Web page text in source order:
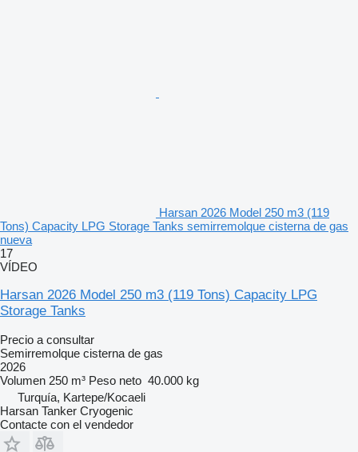
Harsan 2026 Model 250 m3 (119
Tons) Capacity LPG Storage Tanks semirremolque cisterna de gas
nueva
17
VÍDEO
Harsan 2026 Model 250 m3 (119 Tons) Capacity LPG
Storage Tanks
Precio a consultar
Semirremolque cisterna de gas
2026
Volumen 250 m³ Peso neto 40.000 kg
Turquía, Kartepe/Kocaeli
Harsan Tanker Cryogenic
Contacte con el vendedor